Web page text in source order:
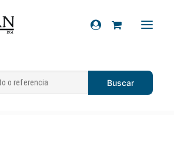
» Espejos
Espejo